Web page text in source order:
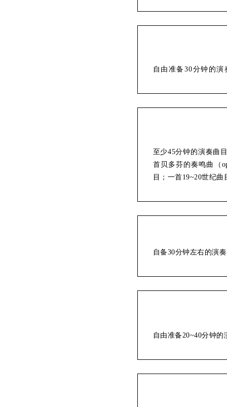
自由准备30分钟的
至少45分钟的演奏曲
首贝多芬的奏鸣曲（
目；一首19~20世纪曲
自备30分钟左右的演
自由准备20~40分钟的